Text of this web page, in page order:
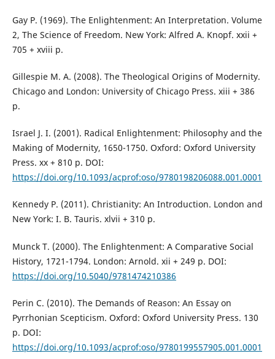
Gay P. (1969). The Enlightenment: An Interpretation. Volume
2, The Science of Freedom. New York: Alfred A. Knopf. xxii +
705 + xviii p.
Gillespie M. A. (2008). The Theological Origins of Modernity.
Chicago and London: University of Chicago Press. xiii + 386
p.
Israel J. I. (2001). Radical Enlightenment: Philosophy and the
Making of Modernity, 1650-1750. Oxford: Oxford University
Press. xx + 810 p. DOI:
https://doi.org/10.1093/acprof:oso/9780198206088.001.0001
Kennedy P. (2011). Christianity: An Introduction. London and
New York: I. B. Tauris. xlvii + 310 p.
Munck T. (2000). The Enlightenment: A Comparative Social
History, 1721-1794. London: Arnold. xii + 249 p. DOI:
https://doi.org/10.5040/9781474210386
Perin C. (2010). The Demands of Reason: An Essay on
Pyrrhonian Scepticism. Oxford: Oxford University Press. 130
p. DOI:
https://doi.org/10.1093/acprof:oso/9780199557905.001.0001